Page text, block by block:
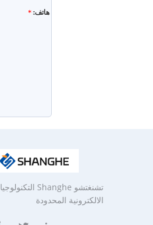
هاتف:
تشنغتشو Shanghe التكنولوجيا
الالكترونية المحدودة